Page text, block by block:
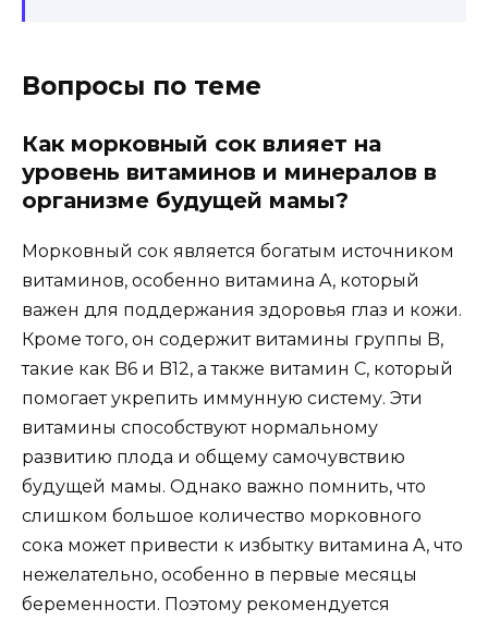
Вопросы по теме
Как морковный сок влияет на
уровень витаминов и минералов в
организме будущей мамы?
Морковный сок является богатым источником
витаминов, особенно витамина A, который
важен для поддержания здоровья глаз и кожи.
Кроме того, он содержит витамины группы B,
такие как B6 и B12, а также витамин C, который
помогает укрепить иммунную систему. Эти
витамины способствуют нормальному
развитию плода и общему самочувствию
будущей мамы. Однако важно помнить, что
слишком большое количество морковного
сока может привести к избытку витамина A, что
нежелательно, особенно в первые месяцы
беременности. Поэтому рекомендуется